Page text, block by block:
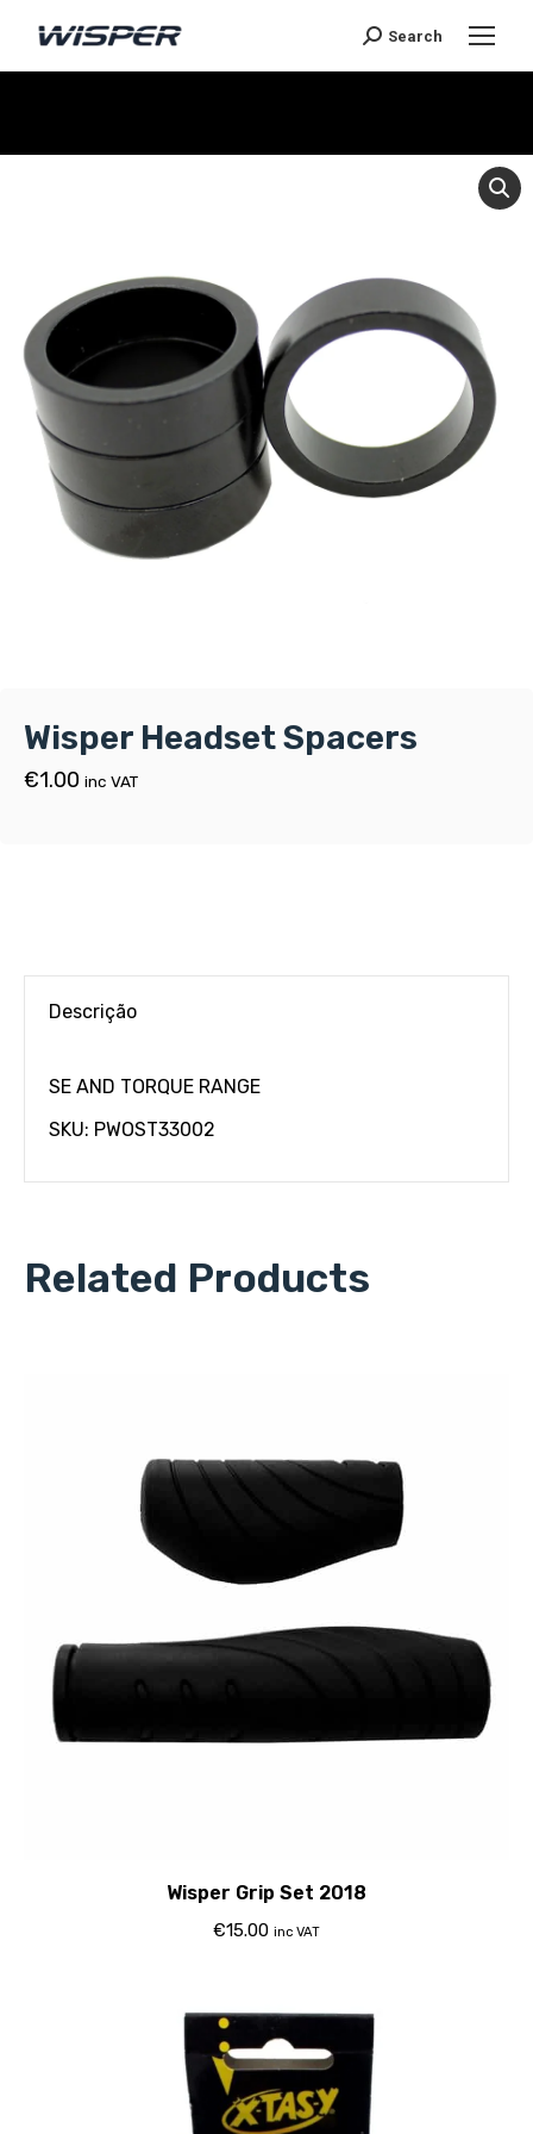
Search
Wisper Headset Spacers
€1.00 inc VAT
Descrição
SE AND TORQUE RANGE
SKU: PWOST33002
Related Products
Wisper Grip Set 2018
€15.00 inc VAT